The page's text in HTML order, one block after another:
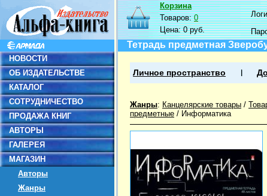
НОВОСТИ
ОБ ИЗДАТЕЛЬСТВЕ
КАТАЛОГ
СОТРУДНИЧЕСТВО
ПРОДАЖА КНИГ
АВТОРЫ
ГАЛЕРЕЯ
МАГАЗИН
Авторы
Жанры
Корзина
Товаров:0
Цена:0 руб.
Тетрадь предметная
Личное пространство
Жанры: Канцелярские товары /
предметные / Информатика